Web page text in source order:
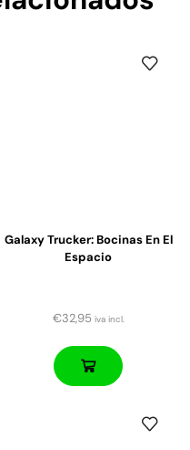
Galaxy Trucker: Bocinas En El
Espacio
€32,95 iva incl.